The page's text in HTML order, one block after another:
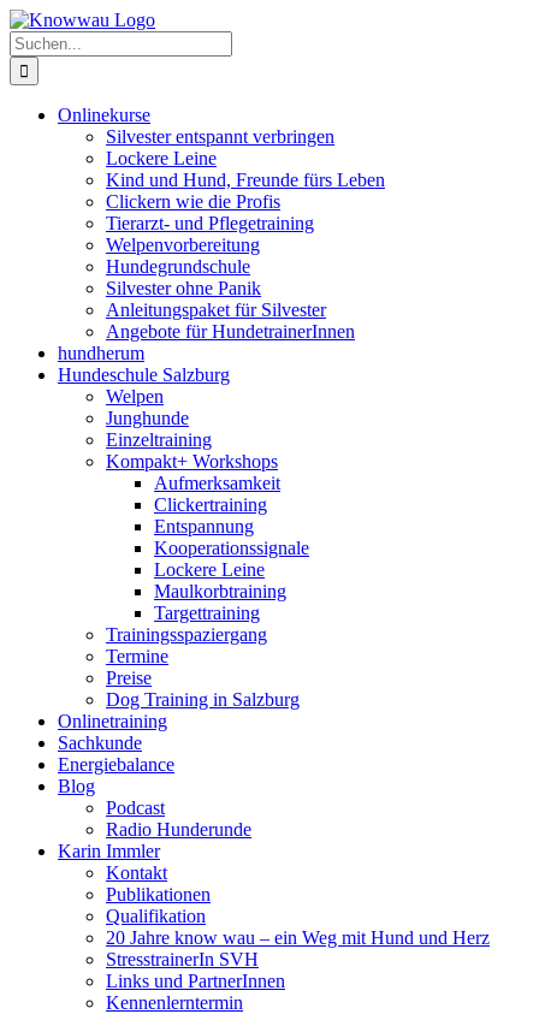
Zum
Inhalt
springen
Suche
nach:
Onlinekurse
Silvester entspannt verbringen
Lockere Leine
Kind und Hund, Freunde fürs Leben
Clickern wie die Profis
Tierarzt- und Pflegetraining
Welpenvorbereitung
Hundegrundschule
Silvester ohne Panik
Anleitungspaket für Silvester
Angebote für HundetrainerInnen
hundherum
Hundeschule Salzburg
Welpen
Junghunde
Einzeltraining
Kompakt+ Workshops
Aufmerksamkeit
Clickertraining
Entspannung
Kooperationssignale
Lockere Leine
Maulkorbtraining
Targettraining
Trainingsspaziergang
Termine
Preise
Dog Training in Salzburg
Onlinetraining
Sachkunde
Energiebalance
Blog
Podcast
Radio Hunderunde
Karin Immler
Kontakt
Publikationen
Qualifikation
20 Jahre know wau – ein Weg mit Hund und Herz
StresstrainerIn SVH
Links und PartnerInnen
Kennenlerntermin